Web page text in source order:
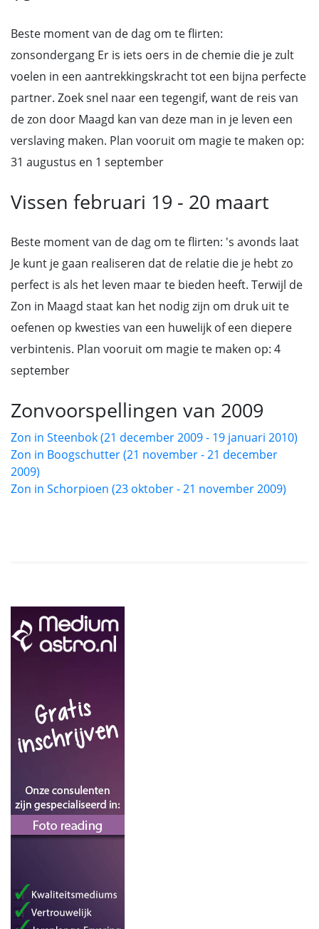
Beste moment van de dag om te flirten:
zonsondergang Er is iets oers in de chemie die je zult
voelen in een aantrekkingskracht tot een bijna perfecte
partner. Zoek snel naar een tegengif, want de reis van
de zon door Maagd kan van deze man in je leven een
verslaving maken. Plan vooruit om magie te maken op:
31 augustus en 1 september
Vissen februari 19 - 20 maart
Beste moment van de dag om te flirten: 's avonds laat
Je kunt je gaan realiseren dat de relatie die je hebt zo
perfect is als het leven maar te bieden heeft. Terwijl de
Zon in Maagd staat kan het nodig zijn om druk uit te
oefenen op kwesties van een huwelijk of een diepere
verbintenis. Plan vooruit om magie te maken op: 4
september
Zonvoorspellingen van 2009
Zon in Steenbok (21 december 2009 - 19 januari 2010)
Zon in Boogschutter (21 november - 21 december
2009)
Zon in Schorpioen (23 oktober - 21 november 2009)